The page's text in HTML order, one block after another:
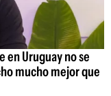
en Uruguay no se
mucho mejor que